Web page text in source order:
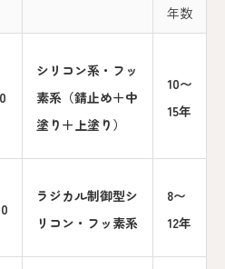
年数
シリコン系・フッ
素系（錆止め＋中
塗り＋上塗り）
10〜
15年
ラジカル制御型シ
リコン・フッ素系
8〜
12年